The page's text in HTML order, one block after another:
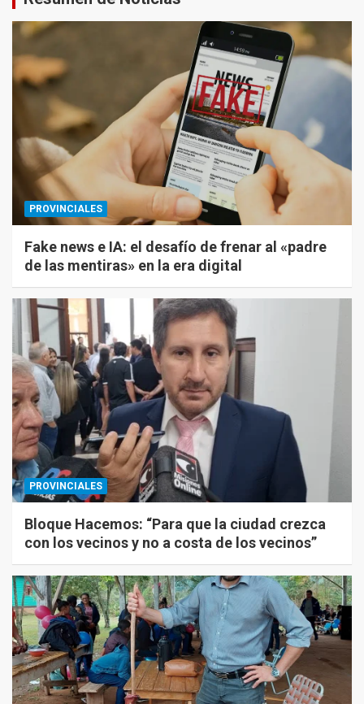
PROVINCIALES
Fake news e IA: el desafío de frenar al «padre
de las mentiras» en la era digital
PROVINCIALES
Bloque Hacemos: “Para que la ciudad crezca
con los vecinos y no a costa de los vecinos”